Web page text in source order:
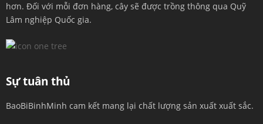
hơn. Đối với mỗi đơn hàng, cây sẽ được trồng thông qua Quỹ
Lâm nghiệp Quốc gia.
Sự tuân thủ
BaoBiBinhMinh cam kết mang lại chất lượng sản xuất xuất sắc.